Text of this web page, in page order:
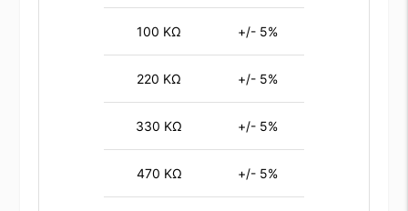
100 KΩ +/- 5%
220 KΩ +/- 5%
330 KΩ +/- 5%
470 KΩ +/- 5%